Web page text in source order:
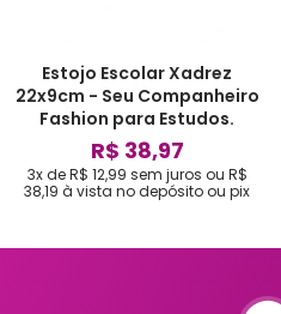
Estojo Escolar Xadrez
22x9cm - Seu Companheiro
Fashion para Estudos.
R$ 38,97
3x de R$ 12,99 sem juros ou R$
38,19 à vista no depósito ou pix